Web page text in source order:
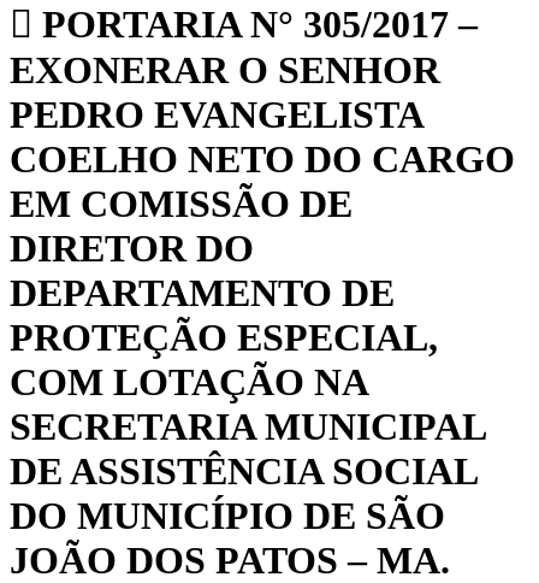
PORTARIA N° 305/2017 –
EXONERAR O SENHOR
PEDRO EVANGELISTA
COELHO NETO DO CARGO
EM COMISSÃO DE
DIRETOR DO
DEPARTAMENTO DE
PROTEÇÃO ESPECIAL,
COM LOTAÇÃO NA
SECRETARIA MUNICIPAL
DE ASSISTÊNCIA SOCIAL
DO MUNICÍPIO DE SÃO
JOÃO DOS PATOS – MA.